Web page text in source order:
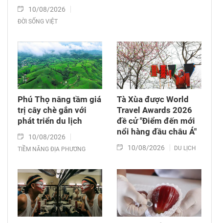
10/08/2026
ĐỜI SỐNG VIỆT
Phú Thọ nâng tầm giá
trị cây chè gắn với
phát triển du lịch
10/08/2026
TIỀM NĂNG ĐỊA PHƯƠNG
Tà Xùa được World
Travel Awards 2026
đề cử "Điểm đến mới
nổi hàng đầu châu Á"
10/08/2026 DU LỊCH